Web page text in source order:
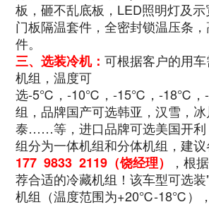
板，砸不乱底板，LED照明灯及
门板隔温套件，全密封锁温压条
件。
三、选装冷机：可根据客户的用
机组，温度可
选-5℃，-10℃，-15℃，-18℃，
组，品牌国产可选韩亚，汉雪，
泰……等，进口品牌可选美国开利
组分为一体机组和分体机组，建
177 9833 2119（饶经理）
，根
荐合适的冷藏机组！该车型可选
机组（温度范围为+20℃-18℃）